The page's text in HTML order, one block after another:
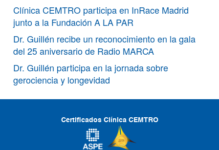
Clínica CEMTRO participa en InRace Madrid
junto a la Fundación A LA PAR
Dr. Guillén recibe un reconocimiento en la gala
del 25 aniversario de Radio MARCA
Dr. Guillén participa en la jornada sobre
gerociencia y longevidad
Certificados Clínica CEMTRO